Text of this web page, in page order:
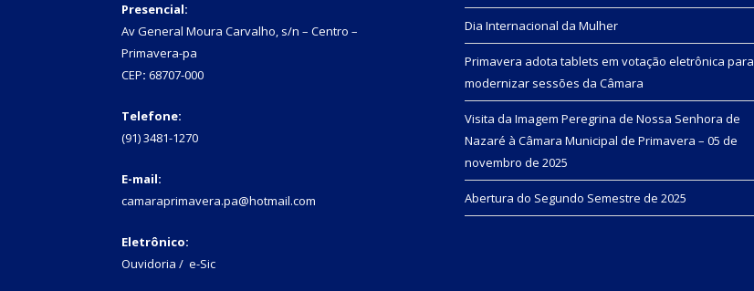
Presencial:
Av General Moura Carvalho, s/n – Centro –
Primavera-pa
CEP: 68707-000
Telefone:
(91) 3481-1270
E-mail:
camaraprimavera.pa@hotmail.com
Eletrônico:
Ouvidoria / e-Sic
Dia Internacional da Mulher
Primavera adota tablets em votação eletrônica para
modernizar sessões da Câmara
Visita da Imagem Peregrina de Nossa Senhora de
Nazaré à Câmara Municipal de Primavera – 05 de
novembro de 2025
Abertura do Segundo Semestre de 2025